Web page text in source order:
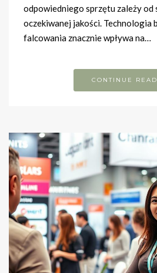
odpowiedniego sprzętu zależy od
oczekiwanej jakości. Technologia
falcowania znacznie wpływa na…
CONTINUE